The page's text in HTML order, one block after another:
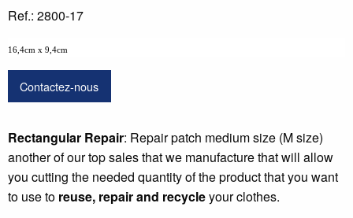
Ref.: 2800-17
16,4cm x 9,4cm
Contactez-nous
Rectangular Repair: Repair patch medium size (M size)
another of our top sales that we manufacture that will allow
you cutting the needed quantity of the product that you want
to use to reuse, repair and recycleyour clothes.